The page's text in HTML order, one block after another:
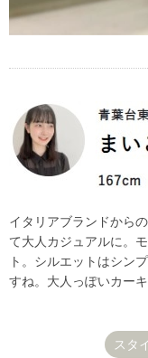
イタリアブランドから
て大人カジュアルに。
ト。シルエットはシン
すね。大人っぽいカー
スタ